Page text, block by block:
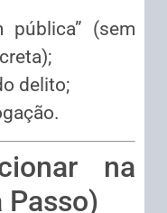
pública” (sem
delito;
na
Passo)